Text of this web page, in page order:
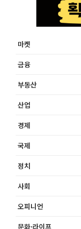
마켓
금융
부동산
산업
경제
국제
정치
사회
오피니언
문화·라이프